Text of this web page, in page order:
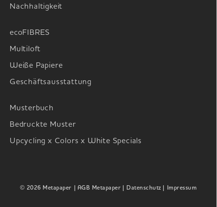
Nachhaltigkeit
ecoFIBRES
Multiloft
Weiße Papiere
Geschäftsausstattung
Musterbuch
Bedruckte Muster
Upcycling x Colors x White Specials
© 2026 Metapaper | AGB Metapaper | Datenschutz | Impressum